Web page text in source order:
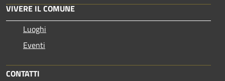
VIVERE IL COMUNE
Luoghi
Eventi
CONTATTI